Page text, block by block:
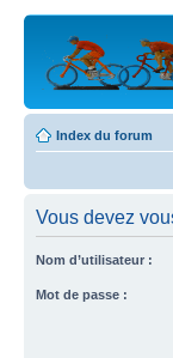
Index du forum
Vous devez
Nom d’utilisateur :
Mot de passe :